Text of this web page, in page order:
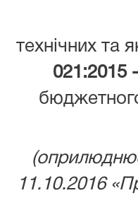
технічних та
021:2015
11.10.2016